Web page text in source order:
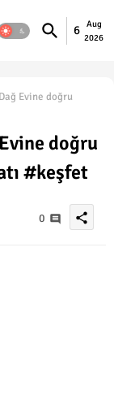
6
Aug
2026
Evine doğru
doğru
#keşfet
0 share